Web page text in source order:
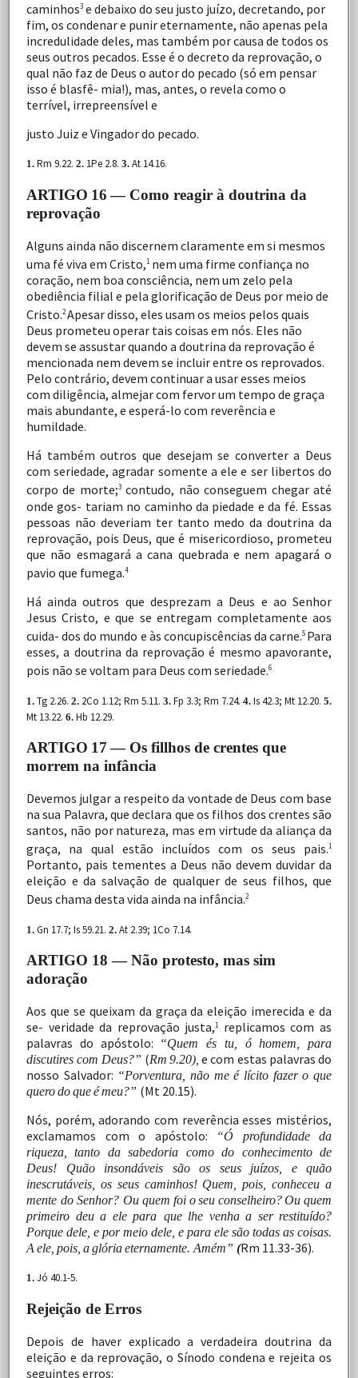
caminhos3 e debaixo do seu justo juízo, decretando, por
fim, os condenare punireternamente, não apenas pela
incredulidade deles, mas também porcausa de todos os
seus outros pecados. Esse é o decreto da reprovação, o
qual não faz de Deus o autordo pecado (só em pensar
isso é blasfê- mia!), mas, antes, o revela como o
terrível, irrepreensível e
justo Juiz e Vingador do pecado.
1. Rm 9.22. 2. 1Pe 2.8. 3. At 14.16.
ARTIGO 16 — Como reagir à doutrina da
reprovação
Alguns ainda não discernem claramente em si mesmos
uma fé viva em Cristo,1 nem uma firme confiança no
coração, nem boa consciência, nem um zelo pela
obediência filial e pela glorificação de Deus por meio de
Cristo.2Apesardisso, eles usam os meios pelos quais
Deus prometeu operar tais coisas em nós. Eles não
devem se assustarquando a doutrina da reprovação é
mencionada nem devem se incluirentre os reprovados.
Pelo contrário, devem continuara usaresses meios
com diligência, almejarcom fervorum tempo de graça
mais abundante, e esperá-lo com reverência e
humildade.
Há também outros que desejam se converter a Deus
com seriedade, agradar somente a ele e ser libertos do
corpode morte;3 contudo, não conseguem chegar até
onde gos- tariam no caminho da piedade e da fé. Essas
pessoas não deveriam ter tanto medo da doutrina da
reprovação, pois Deus, que é misericordioso, prometeu
que não esmagará acana quebrada e nem apagará o
pavio que fumega.4
Há ainda outros que desprezam a Deus e ao Senhor
Jesus Cristo, e que se entregam completamente aos
cuida-dos do mundo e às concupiscências da carne.5 Para
esses,a doutrina da reprovação é mesmo apavorante,
pois não se voltam para Deus com seriedade.6
1. Tg 2.26. 2. 2Co 1.12; Rm 5.11. 3. Fp 3.3; Rm 7.24. 4. Is 42.3; Mt 12.20. 5.
Mt 13.22. 6. Hb 12.29.
ARTIGO 17 — Os fillhos de crentes que
morrem na infância
Devemos julgar a respeito da vontade de Deus com base
na sua Palavra, que declara que os filhos dos crentes são
santos, não por natureza, mas em virtude da aliança da
graça, na qual estão incluídos com os seus pais.1
Portanto, pais tementes a Deus não devem duvidar da
eleição e da salvação de qualquerde seus filhos, que
Deus chama desta vida ainda na infância.2
1. Gn 17.7; Is 59.21. 2. At 2.39; 1Co 7.14.
ARTIGO 18 — Não protesto, mas sim
adoração
Aos que se queixam da graça da eleição imerecida e da
se- veridade da reprovação justa,1 replicamos com as
palavras do apóstolo:
“Quem és tu, ó homem, para
discutires com Deus?” (Rm 9.20), e com estas palavras do
nosso Salvador: “Porventura, não me é lícito fazer o que
querodoqueémeu?” (Mt 20.15).
Nós, porém, adorando com reverência esses mistérios,
exclamamos
com o apóstolo: “Ó profundidade
da
riqueza, tanto da sabedoria como do conhecimento de
Deus! Quão insondáveis são os seus juízos, e quão
inescrutáveis, os seus caminhos! Quem, pois, conheceu a
mente do Senhor? Ou quem foi o seu conselheiro? Ou quem
primeiro deu a ele para que lhe venha a ser restituído?
Porque dele, e por meio dele, e para ele são todas as coisas.
Aele, pois, aglóriaeternamente. Amém” (Rm 11.33-36).
1. Jó 40.1-5.
Rejeição de Erros
Depois de haver explicado a verdadeira doutrina da
eleição e da reprovação, o Sínodo condena e rejeita os
seguintes erros: